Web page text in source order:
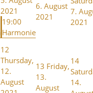
2021
19:00
Harmonie
6. August
2021
7.
2021
12
Thursday,
12.
August
13 Friday,
13.
August
14
14.